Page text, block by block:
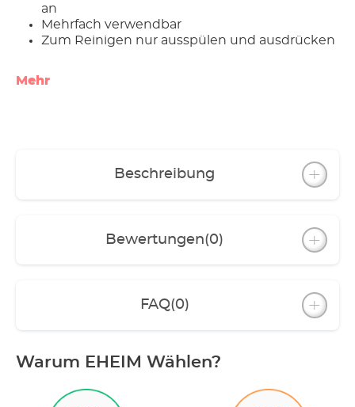
an
Mehrfach verwendbar
Zum Reinigen nur ausspülen und ausdrücken
Mehr
Beschreibung
Bewertungen(0)
FAQ(0)
Warum EHEIM Wählen?